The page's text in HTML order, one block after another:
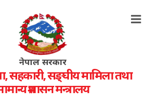
नेपाल सरकार
सहकारी, सङ्‍घीय मामिला तथा
प्रशासन मन्त्रालय